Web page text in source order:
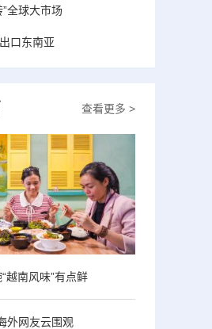
全球大市场
口东南亚
查看更多 >
越南风味”有点鲜
外网友云围观